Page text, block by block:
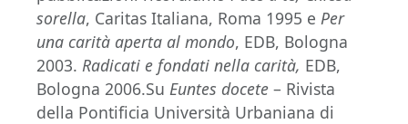
sorella, Caritas Italiana, Roma 1995 e Per
una carità aperta al mondo, EDB, Bologna
2003. Radicati e fondati nella carità, EDB,
Bologna 2006.Su Euntes docete – Rivista
della Pontificia Università Urbaniana di